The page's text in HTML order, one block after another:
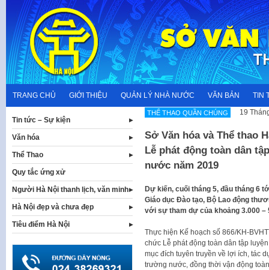
content
TRANG CHỦ GIỚI THIỆU QUẢN LÝ NHÀ NƯỚC VĂN BẢN TIN
THỂ THAO QUẦN CHÚNG 19
Sở Văn hóa và Thể thao
Lễ phát động toàn dân
nước năm 2019
Dự kiến, cuối tháng 5, đầu tháng 6
Giáo dục Đào tạo, Bộ Lao động
với sự tham dự của khoảng 3.000 –
Thực hiện Kế hoạch số 866/KH-
chức Lễ phát động toàn dân tập
mục đích tuyên truyền về lợi ích, tác
trường nước, đồng thời vận động
Tin tức – Sự kiện
Văn hóa
Thể Thao
Quy tắc ứng xử
Người Hà Nội thanh lịch, văn minh
Hà Nội đẹp và chưa đẹp
Tiêu điểm Hà Nội